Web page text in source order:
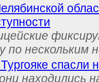
по нескольким
спасли
находились